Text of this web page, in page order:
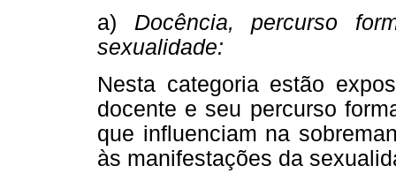
a) Docência, percurso
sexualidade:
Nesta categoria estão
docente e seu percurso
que influenciam na
às manifestações da